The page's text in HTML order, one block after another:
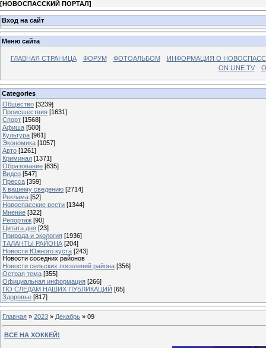
[НОВОСПАССКИЙ ПОРТАЛ]
Вход на сайт
Меню сайта
ГЛАВНАЯ СТРАНИЦА ФОРУМ ФОТОАЛЬБОМ
ИНФОРМАЦИЯ О
ON LINE TV
Categories
Общество [3239]
Происшествия [1631]
Спорт [1568]
Афиша [500]
Культура [961]
Экономика [1057]
Авто [1261]
Криминал [1371]
Образование [835]
Видео [547]
Пресса [359]
К вашему сведению [2714]
Реклама [52]
Новоспасские вести [1344]
Мнение [322]
Репортаж [90]
Цитата дня [23]
Природа и экология [1936]
ТАЛАНТЫ РАЙОНА [204]
Новости Южного куста [243]
Новости соседних районов
Новости сельских поселений района [356]
Острая тема [355]
Официальная информация [266]
ПО СЛЕДАМ НАШИХ ПУБЛИКАЦИЙ [65]
Здоровье [817]
Главная » 2023 » Декабрь » 09
ВСЕ НА ХОККЕЙ!